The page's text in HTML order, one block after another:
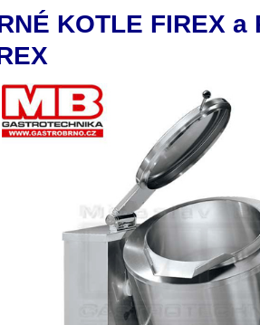
KOTLE FIREX a